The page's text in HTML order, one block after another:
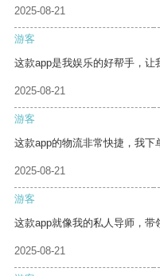
2025-08-21
游客
这款app是我娱乐的好帮手，让
2025-08-21
游客
这款app的物流非常快捷，我下
2025-08-21
游客
这款app就像我的私人导师，带
2025-08-21